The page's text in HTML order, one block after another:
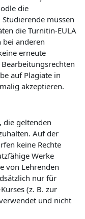
die
müssen
die Turnitin-EULA
bei anderen
erneute
auf Plagiate in
akzeptieren.
geltenden
Auf der
keine Rechte
Werke
von Lehrenden
nur für
(z. B. zur
und nicht